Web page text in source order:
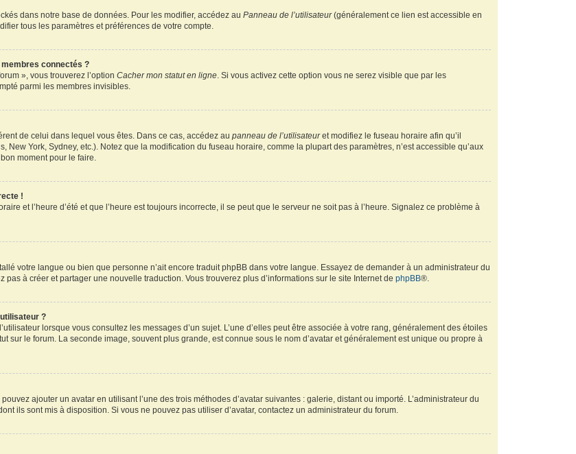
dans notre base de données. Pour les modifier, accédez auPanneau de l’utilisateur(généralement ce lien est accessible en
tous les paramètres et préférences de votre compte.
connectés ?
», vous trouverez l’optionCacher mon statut en ligne. Si vous activez cette option vous ne serez visible que par les
parmi les membres invisibles.
de celui dans lequel vous êtes. Dans ce cas, accédez aupanneau de l’utilisateuret modifiez le fuseau horaire afin qu’il
York, Sydney, etc.). Notez que la modification du fuseau horaire, comme la plupart des paramètres, n’est accessible qu’aux
moment pour le faire.
!
et l’heure d’été et que l’heure est toujours incorrecte, il se peut que le serveur ne soit pas à l’heure. Signalez ce problème à
votre langue ou bien que personne n’ait encore traduit phpBB dans votre langue. Essayez de demander à un administrateur du
pas à créer et partager une nouvelle traduction. Vous trouverez plus d’informations sur le site Internet dephpBB®.
?
lorsque vous consultez les messages d’un sujet. L’une d’elles peut être associée à votre rang, généralement des étoiles
sur le forum. La seconde image, souvent plus grande, est connue sous le nom d’avatar et généralement est unique ou propre à
ajouter un avatar en utilisant l’une des trois méthodes d’avatar suivantes : galerie, distant ou importé. L’administrateur du
ils sont mis à disposition. Si vous ne pouvez pas utiliser d’avatar, contactez un administrateur du forum.